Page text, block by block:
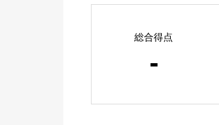
総合得点
-